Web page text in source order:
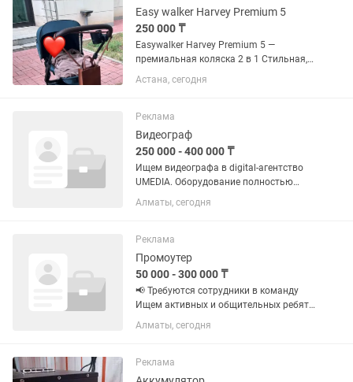
График...
Easy walker Harvey Premium 5
250 000 ₸
Easywalker Harvey Premium 5 —
премиальная коляска 2 в 1 Стильная,
легкая и невероятно маневренная
коляска премиум-класса, созданная
и до 4 лет (до 22 кг)....
Астана, сегодня
Реклама
Видеограф
250 000 - 400 000 ₸
Ищем видеографа в digital-агентство
UMEDIA. Оборудование полностью
предоставляем — ваша задача
снимать крутой контент по ТЗ и
большим количеством проектов в...
Алматы, сегодня
Реклама
Промоутер
50 000 - 300 000 ₸
📢 Требуются сотрудники в команду
Ищем активных и общительных ребят
для работы с посетителями на
городских локациях. Обязанности: 1)
Алматы, сегодня
Реклама